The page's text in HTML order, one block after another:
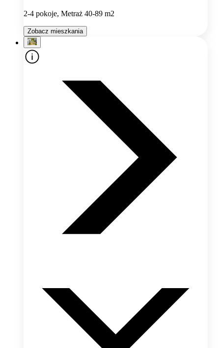
2-4 pokoje, Metraż 40-89 m2
Zobacz mieszkania